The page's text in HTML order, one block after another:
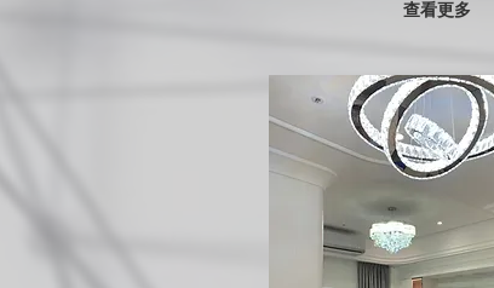
查看更多